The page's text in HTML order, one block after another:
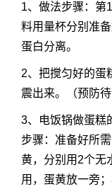
1、做法步骤：第
料用量杯分别准
蛋白分离。
2、把搅匀好的蛋
震出来。（预防
3、电饭锅做蛋糕
步骤：准备好所
黄，分别用2个无
用，蛋黄放一旁